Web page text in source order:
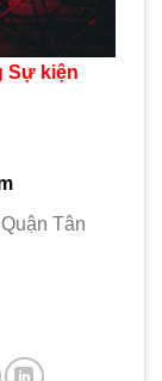
Sự kiện
Tân